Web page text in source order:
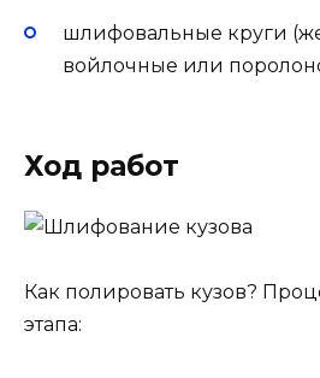
шлифовальные круги
войлочные или
Ход работ
Как полировать кузов?
этапа: